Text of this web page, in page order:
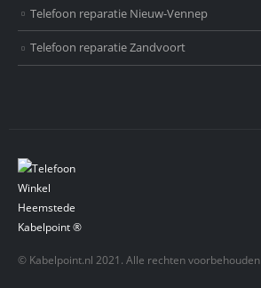
Telefoon reparatie Nieuw-Vennep
Telefoon reparatie Zandvoort
© Kabelpoint.nl 2021. Alle rechten voorbehouden